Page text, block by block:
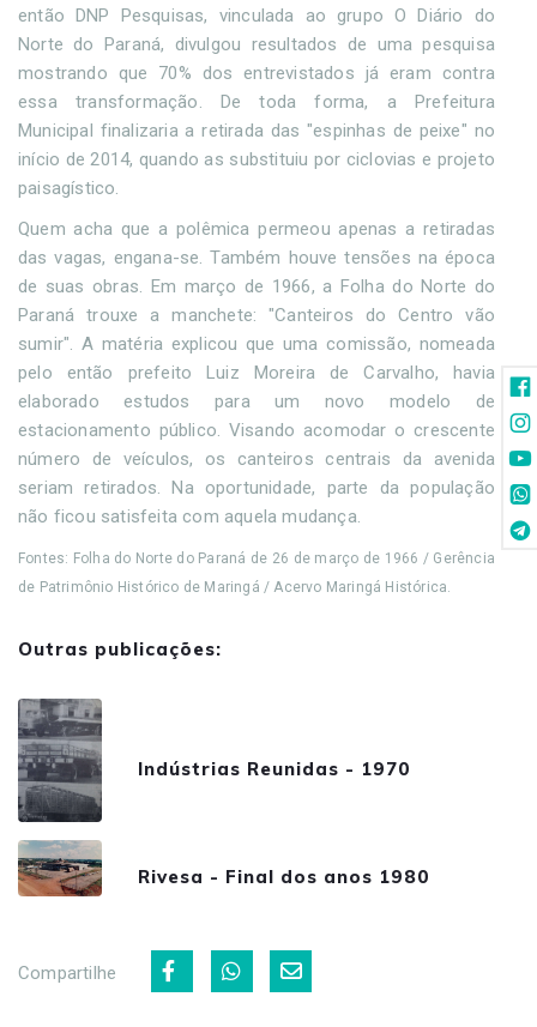
então DNP Pesquisas, vinculada ao grupo O Diário do
Norte do Paraná, divulgou resultados de uma pesquisa
mostrando que 70% dos entrevistados já eram contra
essa transformação. De toda forma, a Prefeitura
Municipal finalizaria a retirada das "espinhas de peixe" no
início de 2014, quando as substituiu por ciclovias e projeto
paisagístico.
Quem acha que a polêmica permeou apenas a retiradas
das vagas, engana-se. Também houve tensões na época
de suas obras. Em março de 1966, a Folha do Norte do
Paraná trouxe a manchete: "Canteiros do Centro vão
sumir". A matéria explicou que uma comissão, nomeada
pelo então prefeito Luiz Moreira de Carvalho, havia
elaborado estudos para um novo modelo de
estacionamento público. Visando acomodar o crescente
número de veículos, os canteiros centrais da avenida
seriam retirados. Na oportunidade, parte da população
não ficou satisfeita com aquela mudança.
Fontes: Folha do Norte do Paraná de 26 de março de 1966 / Gerência
de Patrimônio Histórico de Maringá / Acervo Maringá Histórica.
Outras publicações:
Indústrias Reunidas - 1970
Rivesa - Final dos anos 1980
Compartilhe